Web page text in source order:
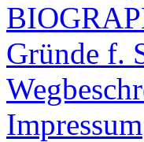
Gründe f.
Impressum